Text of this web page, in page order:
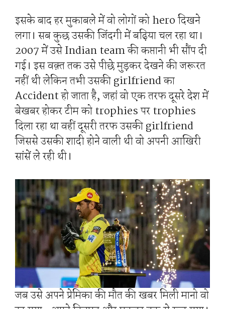
इसके बाद हर मुकाबले में वो लोगों को hero दिखने
लगा। सब कुछ उसकी जिंदगी में बढ़िया चल रहा था।
2007 में उसे Indian team की कप्तानी भी सौंप दी
गई। इस वक़्त तक उसे पीछे मुड़कर देखने की जरूरत
नहीं थी लेकिन तभी उसकी girlfriend का
Accident हो जाता है, जहां वो एक तरफ दूसरे देश में
बेखबर होकर टीम को trophies पर trophies
दिला रहा था वहीं दूसरी तरफ उसकी girlfriend
जिससे उसकी शादी होने वाली थी वो अपनी आखिरी
सांसें ले रही थी।
जब उसे अपने प्रेमिका की मौत की खबर मिली मानो वो